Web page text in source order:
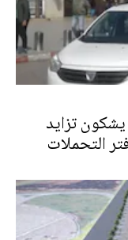
تزايد
التحملات